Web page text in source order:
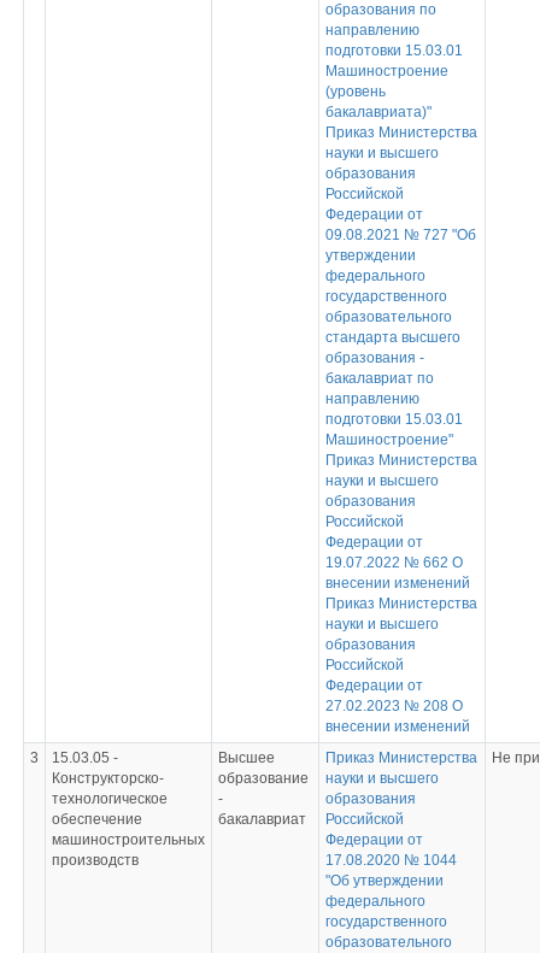
образования по
направлению
подготовки 15.03.01
Машиностроение
(уровень
бакалавриата)"
Приказ Министерства
науки и высшего
образования
Российской
Федерации от
09.08.2021 № 727 "Об
утверждении
федерального
государственного
образовательного
стандарта высшего
образования -
бакалавриат по
направлению
подготовки 15.03.01
Машиностроение"
Приказ Министерства
науки и высшего
образования
Российской
Федерации от
19.07.2022 № 662 О
внесении изменений
Приказ Министерства
науки и высшего
образования
Российской
Федерации от
27.02.2023 № 208 О
внесении изменений
3
15.03.05 -
Конструкторско-
технологическое
обеспечение
машиностроительных
производств
Высшее
образование
-
бакалавриат
Приказ Министерства
науки и высшего
образования
Российской
Федерации от
17.08.2020 № 1044
"Об утверждении
федерального
государственного
образовательного
Не